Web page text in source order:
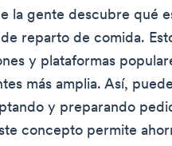
la gente descubre qué
reparto de comida.
y plataformas
más amplia. Así,
y preparando
concepto permite